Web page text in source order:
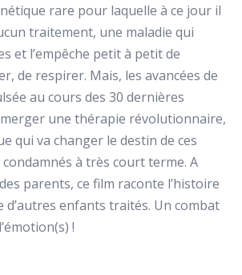
rare pour laquelle à ce jour il
traitement, une maladie qui
et l’empêche petit à petit de
de respirer. Mais, les avancées de
au cours des 30 dernières
une thérapie révolutionnaire,
qui va changer le destin de ces
à très court terme. A
parents, ce film raconte l’histoire
d’autres enfants traités. Un combat
!